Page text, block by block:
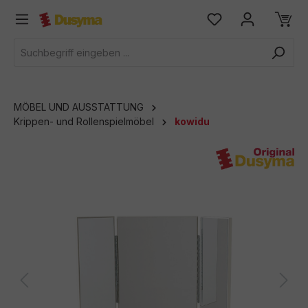
springen
MÖBEL UND AUSSTATTUNG
Krippen- und Rollenspielmöbel
kowidu